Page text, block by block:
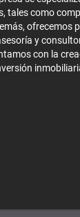
tales como
ofrecemos
y
con la